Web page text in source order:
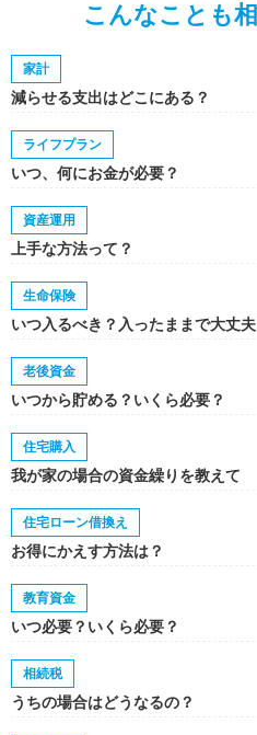
こんなことも
家計
減らせる支出はどこにある？
ライフプラン
いつ、何にお金が必要？
資産運用
上手な方法って？
生命保険
いつ入るべき？入ったままで大丈夫
老後資金
いつから貯める？いくら必要？
住宅購入
我が家の場合の資金繰りを教えて
住宅ローン借換え
お得にかえす方法は？
教育資金
いつ必要？いくら必要？
相続税
うちの場合はどうなるの？